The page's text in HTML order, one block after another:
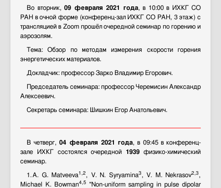
Во вторник, 09 февраля 2021 года, в 10:00 в ИХКГ СО
РАН в очной форме (конференц-зал ИХКГ СО РАН, 3 этаж) с
трансляцией в Zoom прошёл очередной семинар по горению и
аэрозолям.
Тема: Обзор по методам измерения скорости горения
энергетических материалов.
Докладчик: профессор Зарко Владимир Егорович.
Председатель семинара: профессор Черемисин Александр
Алексеевич.
Секретарь семинара: Шишкин Егор Анатольевич.
В четверг,04 февраля 2021 года, в 09:45 в конференц-
зале ИХКГ состоялся очередной 1939 физико-химический
семинар.
1. A. G. Matveeva 1,2 , V. N. Syryamina3 , V. M. Nekrasov2,3 ,
Michael K. Bowman4,5
"Non-uniform sampling in pulse dipolar